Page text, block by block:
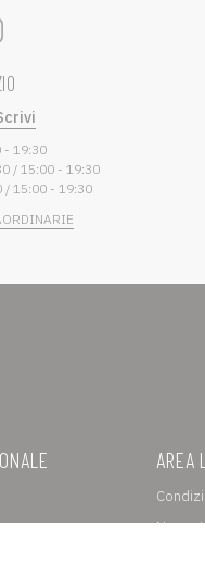
- 19:30
/ 15:00 - 19:30
/ 15:00 - 19:30
AREA